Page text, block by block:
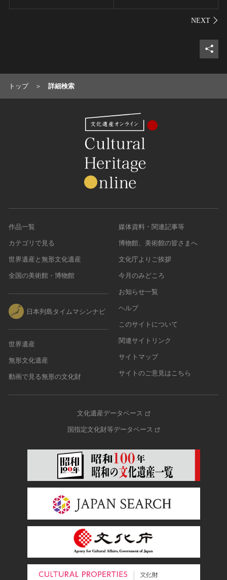
シェ
トップ 詳細検索
作品一覧
カテゴリで見る
世界遺産と無形文化遺産
全国の美術館・博物館
日本列島タイムマシンナビ
世界遺産
無形文化遺産
動画で見る無形の文化財
媒体資料・関連記事等
博物館、美術館の皆さまへ
文化庁よりご挨拶
今月のみどころ
お知らせ一覧
ヘルプ
このサイトについて
関連サイトリンク
サイトマップ
サイトのご意見はこちら
文化遺産データベース
国指定文化財等データベース